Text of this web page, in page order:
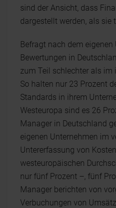
sind der Ansicht, dass
dargestellt werden, als sie
Befragt nach dem
Bewertungen in
zum Teil schlechter als im
So halten nur 23 Prozent
Standards in ihrem
Westeuropa sind es 26
Manager in Deutschland
eigenen Unternehmen im
Untererfassung von
westeuropäischen
nur fünf Prozent –, fünf
Manager berichten von
Verbuchungen von